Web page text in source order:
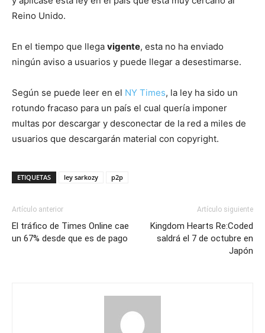
Reino Unido.
En el tiempo que llega vigente, esta no ha enviado
ningún aviso a usuarios y puede llegar a desestimarse.
Según se puede leer en el NY Times, la ley ha sido un
rotundo fracaso para un país el cual quería imponer
multas por descargar y desconectar de la red a miles de
usuarios que descargarán material con copyright.
ETIQUETAS ley sarkozy p2p
Artículo anterior
El tráfico de Times Online cae
un 67% desde que es de pago
Artículo siguiente
Kingdom Hearts Re:Coded
saldrá el 7 de octubre en
Japón